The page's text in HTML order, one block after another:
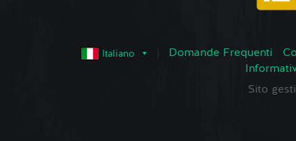
Italiano Domande Frequenti
Sito